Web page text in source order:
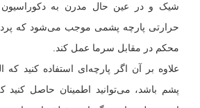
شیک و در عین حال مدرن به
حرارتی پارچه پشمی موجب می‌شود که پرده
محکم در مقابل سرما عمل کند.
پشم باشد، می‌توانید اطمینان حاصل